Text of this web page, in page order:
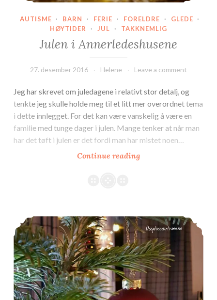
AUTISME · BARN · FERIE · FORELDRE · GLEDE ·
HØYTIDER
· JUL · TAKKNEMLIG
Julen i Annerledeshusene
27. desember 2016 Helene Leave a comment
Jeg har skrevet om juledagene i relativt stor detalj, og
tenkte jeg skulle holde meg til et litt mer overordnet tema
i dette innlegget. For det kan være vanskelig å være en
familie med tunge dager i julen. Mange tenker at når man
har det tøft i julen er det fordi man har mistet noen…
Continue readingJulen
Annerledeshusene
Juledagene! (2016)